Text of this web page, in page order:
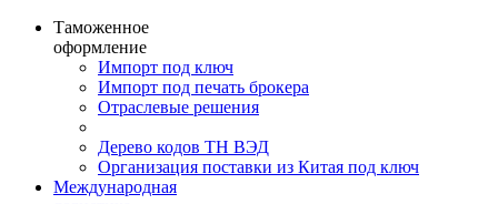
Таможенное
оформление
Импорт под ключ
Импорт под печать брокера
Отраслевые решения
Дерево кодов ТН ВЭД
Организация поставки из Китая под ключ
Международная